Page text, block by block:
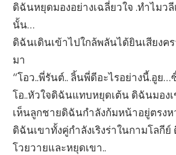
ดิฉันหยุดมองอย่างเฉลี่ยวใจ .ทำไมวลี
นั้น…
ดิฉันเดินเข้าไปใกล้พลันได้ยินเสียงค
มา
“โอว..พี่รันต์.. ลิ้นพี่ดีอะไรอย่างนี้.อูย…
โอ..หัวใจดิฉันแทบหยุดเต้น ดิฉันมอง
เห็นลูกชายดิฉันกำลังก้มหน้าอยู่ตรงห
ดิฉันเขาทั้งคู่กำลังเริงร่าในกามโลกี
โวยวายและหยุดเขา..